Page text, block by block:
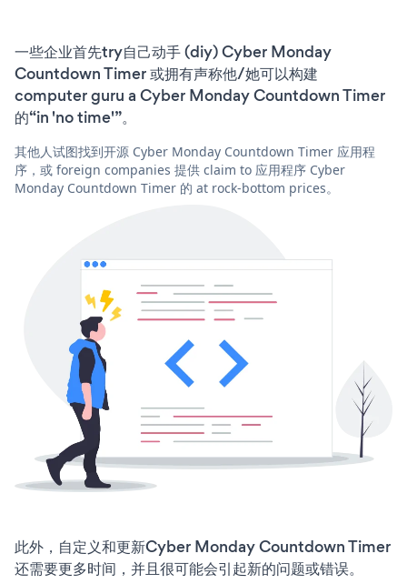
一些企业首先try自己动手 (diy) Cyber Monday
Countdown Timer 或拥有声称他/她可以构建
computer guru a Cyber Monday Countdown Timer
的“in 'no time'”。
其他人试图找到开源 Cyber Monday Countdown Timer 应用程
序，或 foreign companies 提供 claim to 应用程序 Cyber
Monday Countdown Timer 的 at rock-bottom prices。
此外，自定义和更新Cyber Monday Countdown Timer
还需要更多时间，并且很可能会引起新的问题或错误。